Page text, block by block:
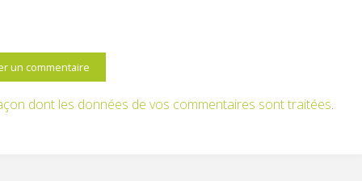
dont les données de vos commentaires sont traitées.